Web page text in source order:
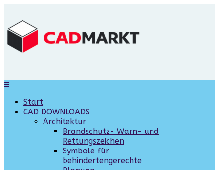
Start
CAD DOWNLOADS
Architektur
Brandschutz- Warn- und
Rettungszeichen
Symbole für
behindertengerechte